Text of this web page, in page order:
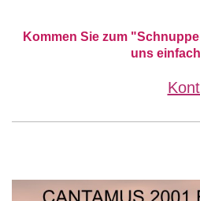
Kommen Sie zum
uns